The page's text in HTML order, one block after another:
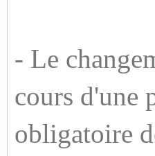
- Le
cours d'une
obligatoire